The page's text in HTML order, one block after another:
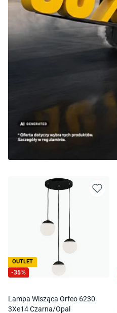
OUTLET
-35%
Lampa Wisząca Orfeo 6230
3Xe14 Czarna/Opal